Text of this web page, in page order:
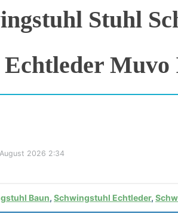
Stuhl
Echtleder Muvo
2026 2:34
Baun, Schwingstuhl Echtleder,